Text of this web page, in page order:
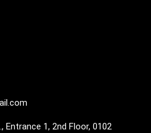
Entrance 1, 2nd Floor, 0102